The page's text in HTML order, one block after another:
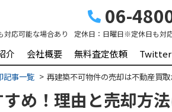
06-
応可能な場合あり 定休日： 日曜日※定休日も対
介 会社概要 無料査定依頼 Twitter
記事一覧 再建築不可物件の売却は不動産買
め！理由と売却方